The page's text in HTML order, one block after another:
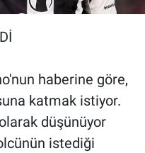
haberine göre,
katmak istiyor.
düşünüyor
istediği